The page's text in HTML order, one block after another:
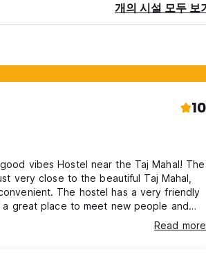
개의 시설 모두 보
10
vibes Hostel near the Taj Mahal! The
very close to the beautiful Taj Mahal,
The hostel has a very friendly
great place to meet new people and
you don’t have to worry about meals
Read more